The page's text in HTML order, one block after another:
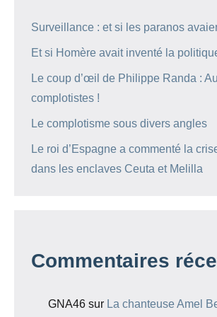
Surveillance : et si les paranos
Et si Homère avait inventé la
Le coup d’œil de Philippe Randa :
complotistes !
Le complotisme sous divers angles
Le roi d’Espagne a commenté la
dans les enclaves Ceuta et Melilla
Commentaires
GNA46 sur La chanteuse Amel